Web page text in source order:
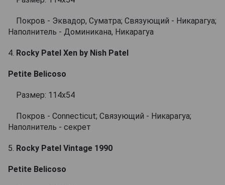
Покров - Эквадор, Суматра; Связующий - Никарагуа;
Наполнитель - Доминикана, Никарагуа
4. Rocky Patel Xen by Nish Patel
Petite Belicoso
Размер: 114х54
Покров - Connecticut; Связующий - Никарагуа;
Наполнитель - секрет
5. Rocky Patel Vintage 1990
Petite Belicoso